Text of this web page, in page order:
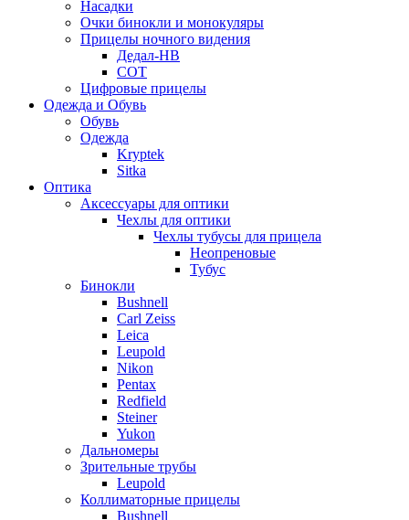
Насадки
Очки бинокли и монокуляры
Прицелы ночного видения
Дедал-НВ
СОТ
Цифровые прицелы
Одежда и Обувь
Обувь
Одежда
Kryptek
Sitka
Оптика
Аксессуары для оптики
Чехлы для оптики
Чехлы тубусы для прицела
Неопреновые
Тубус
Бинокли
Bushnell
Carl Zeiss
Leica
Leupold
Nikon
Pentax
Redfield
Steiner
Yukon
Дальномеры
Зрительные трубы
Leupold
Коллиматорные прицелы
Bushnell